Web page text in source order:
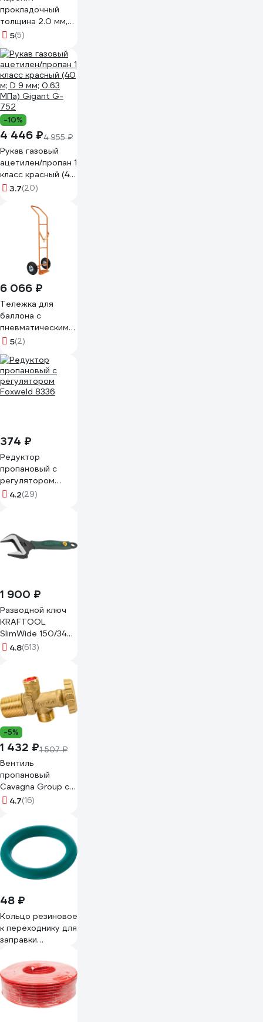
прокладочный
толщина 2.0 мм,
размеры
упаковке 2 шт
Holzer Flexo PMB
2.0
5(5)
-10%
4 446 ₽4 955 ₽
Рукав газовый
ацетилен/пропан 1
класс красный (40
м; D 9 мм; 0.63
3.7(20)
6 066 ₽
Тележка для
баллона с
пневматическими
колёсами 250мм
5(2)
374 ₽
Редуктор
пропановый с
регулятором
Foxweld 8336
4.2(29)
1 900 ₽
Разводной ключ
KRAFTOOL
SlimWide 150/34
мм 27258-15
4.8(613)
-5%
1 432 ₽1 507 ₽
Вентиль
пропановый
Cavagna Group с
предохранительным
4.7(16)
48 ₽
Кольцо резиновое
к переходнику для
заправки
00000043019